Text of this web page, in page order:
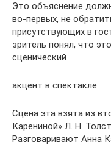
Это объяснение
во-первых, не
при­сутствующих в
зритель понял, что
сценический
акцент в спектакле.
Сцена эта взята из
Карениной» Л. Н.
Раз­говаривают Анна